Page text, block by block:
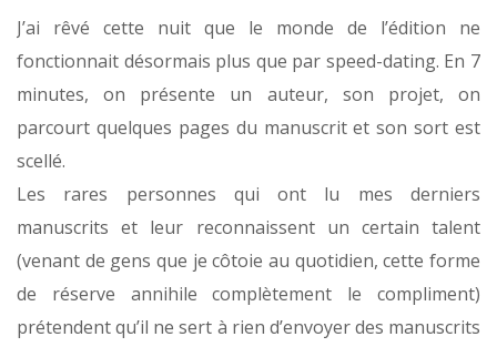
J’ai rêvé cette nuit que le monde de l’édition ne
fonctionnait désormais plus que par speed-dating. En 7
minutes, on présente un auteur, son projet, on
parcourt quelques pages du manuscrit et son sort est
scellé.
Les rares personnes qui ont lu mes derniers
manuscrits et leur reconnaissent un certain talent
(venant de gens que je côtoie au quotidien, cette forme
de réserve annihile complètement le compliment)
prétendent qu’il ne sert à rien d’envoyer des manuscrits